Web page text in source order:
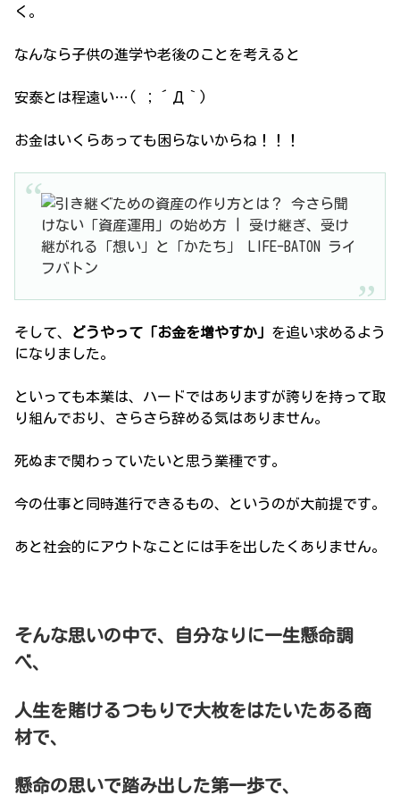
く。
なんなら子供の進学や老後のことを考えると
安泰とは程遠い…( ；´Д｀)
お金はいくらあっても困らないからね！！！
そして、 どうやって「お金を増やすか」 を追い求めるよう
になりました。
といっても本業は、ハードではありますが誇りを持って取
り組んでおり、さらさら辞める気はありません。
死ぬまで関わっていたいと思う業種です。
今の仕事と同時進行できるもの、というのが大前提です。
あと社会的にアウトなことには手を出したくありません。
そんな思いの中で、自分なりに一生懸命調
べ、
人生を賭けるつもりで大枚をはたいたある商
材で、
懸命の思いで踏み出した第一歩で、